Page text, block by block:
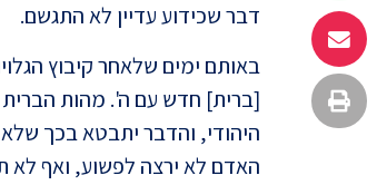
דבר שכידוע עדיין לא התגשם.
באותם ימים שלאחר קיבוץ
[ברית] חדש עם ה'. מהות
היהודי, והדבר יתבטא בכך
האדם לא ירצה לפשוע, ואף לא